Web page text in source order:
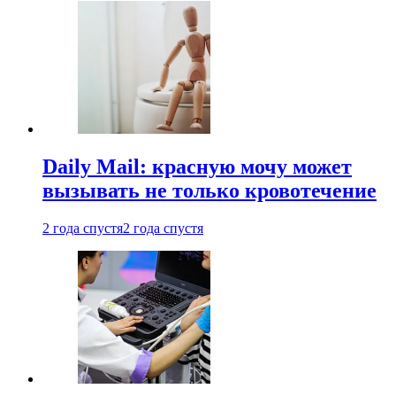
Daily Mail: красную мочу может
вызывать не только кровотечение
2 года спустя2 года спустя